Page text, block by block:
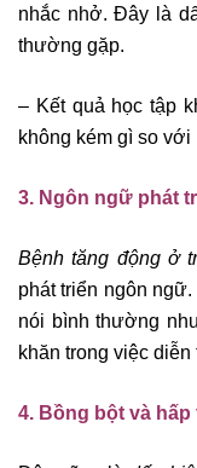
nhắc nhở. Đây là
thường gặp.
– Kết quả học tập
không kém gì so
3. Ngôn ngữ phát
Bệnh tăng động ở
phát triển ngôn
nói bình thường
khăn trong việc
4. Bồng bột và hấp